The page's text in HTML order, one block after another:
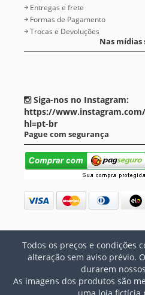
Entregas e frete
Formas de Pagamento
Trocas e Devoluções
Nas mídias
Siga-nos no Instagram:
https://
hl=pt-br
Pague com segurança
Todos os preços e condições
alteração sem aviso prévio.
durarem
As imagens dos produtos são